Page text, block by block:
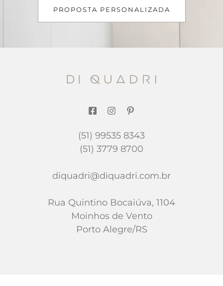
PROPOSTA PERSONALIZADA
(51) 99535 8343
(51) 3779 8700
diquadri@diquadri.com.br
Rua Quintino Bocaiúva, 1104
Moinhos de Vento
Porto Alegre/RS